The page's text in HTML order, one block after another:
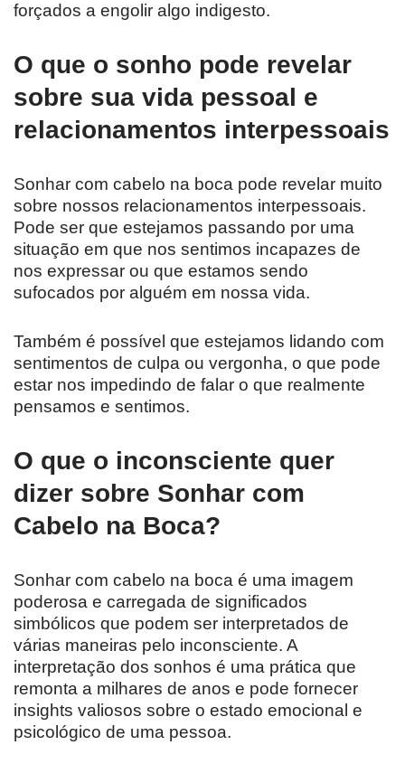
forçados a engolir algo indigesto.
O que o sonho pode revelar
sobre sua vida pessoal e
relacionamentos interpessoais
Sonhar com cabelo na boca pode revelar muito
sobre nossos relacionamentos interpessoais.
Pode ser que estejamos passando por uma
situação em que nos sentimos incapazes de
nos expressar ou que estamos sendo
sufocados por alguém em nossa vida.
Também é possível que estejamos lidando com
sentimentos de culpa ou vergonha, o que pode
estar nos impedindo de falar o que realmente
pensamos e sentimos.
O que o inconsciente quer
dizer sobre Sonhar com
Cabelo na Boca?
Sonhar com cabelo na boca é uma imagem
poderosa e carregada de significados
simbólicos que podem ser interpretados de
várias maneiras pelo inconsciente. A
interpretação dos sonhos é uma prática que
remonta a milhares de anos e pode fornecer
insights valiosos sobre o estado emocional e
psicológico de uma pessoa.